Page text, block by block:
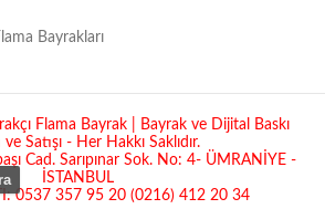
Bayrakları
Flama Bayrak | Bayrak ve Dijital Baskı
ve Satışı - Her Hakkı Saklıdır.
Cad. Sarıpınar Sok. No: 4- ÜMRANİYE -
İSTANBUL
0537 357 95 20 (0216) 412 20 34